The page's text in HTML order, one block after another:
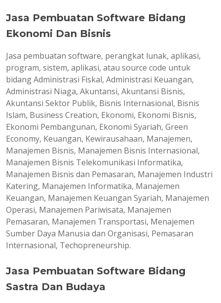
Jasa Pembuatan Software Bidang
Ekonomi Dan Bisnis
Jasa pembuatan software, perangkat lunak, aplikasi,
program, sistem, aplikasi, atau source code untuk
bidang Administrasi Fiskal, Administrasi Keuangan,
Administrasi Niaga, Akuntansi, Akuntansi Bisnis,
Akuntansi Sektor Publik, Bisnis Internasional, Bisnis
Islam, Business Creation, Ekonomi, Ekonomi Bisnis,
Ekonomi Pembangunan, Ekonomi Syariah, Green
Economy, Keuangan, Kewirausahaan, Manajemen,
Manajemen Bisnis, Manajemen Bisnis Internasional,
Manajemen Bisnis Telekomunikasi Informatika,
Manajemen Bisnis dan Pemasaran, Manajemen Industri
Katering, Manajemen Informatika, Manajemen
Keuangan, Manajemen Keuangan Syariah, Manajemen
Operasi, Manajemen Pariwisata, Manajemen
Pemasaran, Manajemen Transportasi, Menajemen
Sumber Daya Manusia dan Organisasi, Pemasaran
Internasional, Techopreneurship.
Jasa Pembuatan Software Bidang
Sastra Dan Budaya